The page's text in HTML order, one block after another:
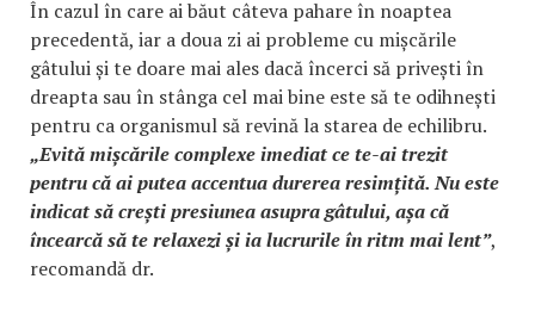
În cazul în care ai băut câteva pahare în noaptea
precedentă, iar a doua zi ai probleme cu mișcările
gâtului și te doare mai ales dacă încerci să privești în
dreapta sau în stânga cel mai bine este să te odihnești
pentru ca organismul să revină la starea de echilibru.
„Evită mișcările complexe imediat ce te-ai trezit
pentru că ai putea accentua durerea resimțită. Nu este
indicat să crești presiunea asupra gâtului, așa că
încearcă să te relaxezi și ia lucrurile în ritm mai lent”,
recomandă dr.